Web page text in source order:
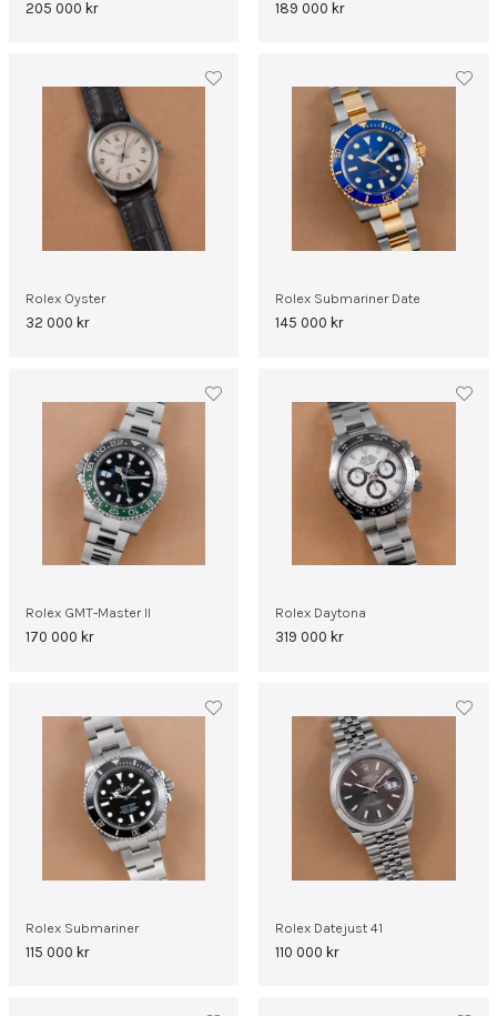
205 000 kr 189 000 kr
Rolex Oyster
32 000 kr
Rolex Submariner Date
145 000 kr
Rolex GMT-Master II
170 000 kr
Rolex Daytona
319 000 kr
Rolex Submariner
115 000 kr
Rolex Datejust 41
110 000 kr